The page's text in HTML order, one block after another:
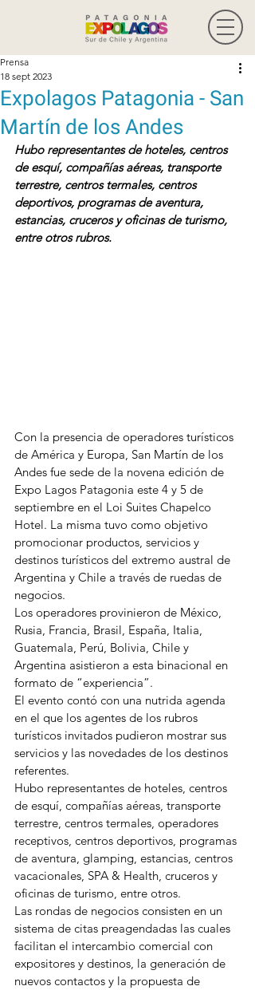
Expolagos Patagonia - San
Martín de los Andes
Prensa
18 sept 2023
Hubo representantes de hoteles, centros
de esquí, compañías aéreas, transporte
terrestre, centros termales, centros
deportivos, programas de aventura,
estancias, cruceros y oficinas de turismo,
entre otros rubros.
Con la presencia de operadores turísticos
de América y Europa, San Martín de los
Andes fue sede de la novena edición de
Expo Lagos Patagonia este 4 y 5 de
septiembre en el Loi Suites Chapelco
Hotel. La misma tuvo como objetivo
promocionar productos, servicios y
destinos turísticos del extremo austral de
Argentina y Chile a través de ruedas de
negocios.
Los operadores provinieron de México,
Rusia, Francia, Brasil, España, Italia,
Guatemala, Perú, Bolivia, Chile y
Argentina asistieron a esta binacional en
formato de “experiencia”.
El evento contó con una nutrida agenda
en el que los agentes de los rubros
turísticos invitados pudieron mostrar sus
servicios y las novedades de los destinos
referentes.
Hubo representantes de hoteles, centros
de esquí, compañías aéreas, transporte
terrestre, centros termales, operadores
receptivos, centros deportivos, programas
de aventura, glamping, estancias, centros
vacacionales, SPA & Health, cruceros y
oficinas de turismo, entre otros.
Las rondas de negocios consisten en un
sistema de citas preagendadas las cuales
facilitan el intercambio comercial con
expositores y destinos, la generación de
nuevos contactos y la propuesta de